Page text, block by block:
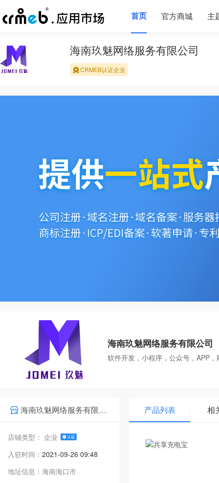
首页 官方商城 主
海南玖魅网络服务有限公司
CRMEB认证企业
海南玖魅网络服务有限公司
软件开发，小程序，公众号，APP
海南玖魅网络服务有限公司
店铺类型： 企业
入驻时间： 2021-09-26 09:48
地址信息： 海南海口市
产品列表 相